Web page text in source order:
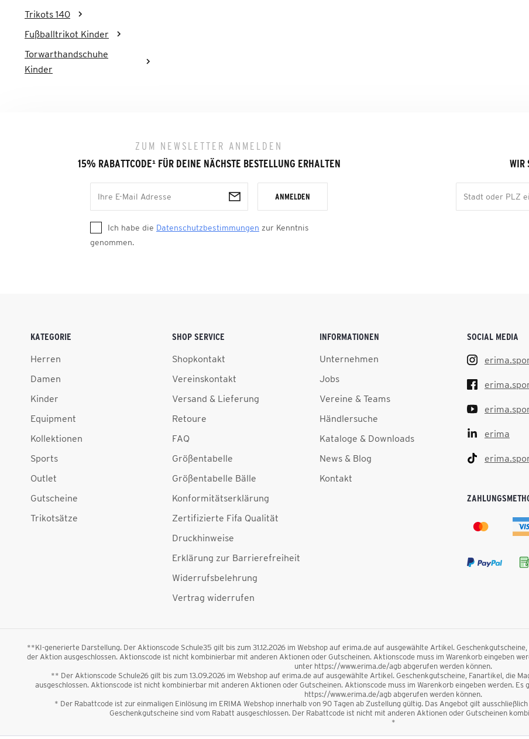
Trikots 140
Fußballtrikot Kinder
Torwarthandschuhe
Kinder
ZUM NEWSLETTER ANMELDEN
15% RABATTCODE¹FÜR DEINE NÄCHSTE BESTELLUNG ERHALTEN
ANMELDEN
Ich habe die Datenschutzbestimmungen zur Kenntnis
genommen.
WIR
KATEGORIE
Herren
Damen
Kinder
Equipment
Kollektionen
Sports
Outlet
Gutscheine
Trikotsätze
SHOP SERVICE
Shopkontakt
Vereinskontakt
Versand & Lieferung
Retoure
FAQ
Größentabelle
Größentabelle Bälle
Konformitätserklärung
Zertifizierte Fifa Qualität
Druckhinweise
Erklärung zur Barrierefreiheit
Widerrufsbelehrung
Vertrag widerrufen
INFORMATIONEN
Unternehmen
Jobs
Vereine & Teams
Händlersuche
Kataloge & Downloads
News & Blog
Kontakt
SOCIAL MEDIA
erima
**KI-generierte Darstellung. Der Aktionscode Schule35 gilt bis zum 31.12.2026 im Webshop auf erima.de auf ausgewählte Artikel.
der Aktion ausgeschlossen. Aktionscode ist nicht kombinierbar mit anderen Aktionen oder Gutscheinen. Aktionscode muss im Warenkorb eingeben
unter https://www.erima.de/agb abgerufen werden können.
** Der Aktionscode Schule26 gilt bis zum 13.09.2026 im Webshop auf erima.de auf ausgewählte Artikel. Geschenkgutscheine, Fanartikel, die
ausgeschlossen. Aktionscode ist nicht kombinierbar mit anderen Aktionen oder Gutscheinen. Aktionscode muss im Warenkorb eingeben werden.
https://www.erima.de/agb abgerufen werden können.
* Der Rabattcode ist zur einmaligen Einlösung im ERIMA Webshop innerhalb von 90 Tagen ab Zustellung gültig. Das Angebot gilt
Geschenkgutscheine sind vom Rabatt ausgeschlossen. Der Rabattcode ist nicht mit anderen Aktionen oder Gutscheinen
*